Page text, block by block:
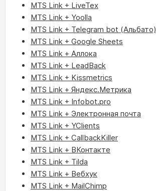
MTS Link + LiveTex
MTS Link + Yoolla
MTS Link + Telegram bot (Альбато)
MTS Link + Google Sheets
MTS Link + Аллока
MTS Link + LeadBack
MTS Link + Kissmetrics
MTS Link + Яндекс.Метрика
MTS Link + Infobot.pro
MTS Link + Электронная почта
MTS Link + YClients
MTS Link + CallbackKiller
MTS Link + ВКонтакте
MTS Link + Tilda
MTS Link + Вебхук
MTS Link + MailChimp